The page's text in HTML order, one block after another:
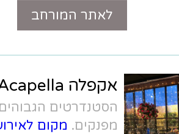
טלפון
הגבוהים ביותר, במחירים
לאירוע קטן בנתניה, אולם